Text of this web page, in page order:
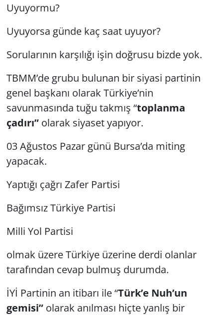
Uyuyormu?
Uyuyorsa günde kaç saat uyuyor?
Sorularının karşılığı işin doğrusu bizde yok.
TBMM’de grubu bulunan bir siyasi partinin
genel başkanı olarak Türkiye’nin
savunmasında tuğu takmış “toplanma
çadırı”olarak siyaset yapıyor.
03 Ağustos Pazar günü Bursa’da miting
yapacak.
Yaptığı çağrı Zafer Partisi
Bağımsız Türkiye Partisi
Milli Yol Partisi
olmak üzere Türkiye üzerine derdi olanlar
tarafından cevap bulmuş durumda.
İYİ Partinin an itibarı ile “Türk’e Nuh’un
gemisi”olarak anılması hiçte yanlış bir